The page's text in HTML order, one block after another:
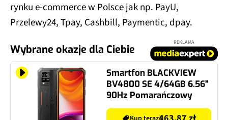
rynku e-commerce w Polsce jak np. PayU,
Przelewy24, Tpay, Cashbill, Paymentic, dpay.
Wybrane okazje dla Ciebie
REKLAMA
Smartfon BLACKVIEW
BV4800 SE 4/64GB 6.56"
90Hz Pomarańczowy